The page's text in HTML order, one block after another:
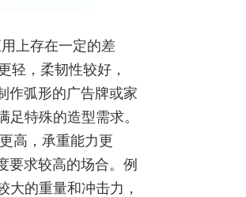
上存在一定的差
轻，柔韧性较好，
作弧形的广告牌或家
特殊的造型需求。
高，承重能力更
要求较高的场合。例
大的重量和冲击力，